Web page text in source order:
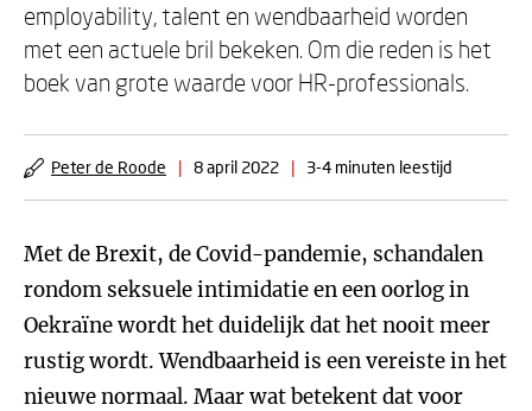
employability, talent en wendbaarheid worden
met een actuele bril bekeken. Om die reden is het
boek van grote waarde voor HR-professionals.
Peter de Roode | 8 april 2022 | 3-4 minuten leestijd
Met de Brexit, de Covid-pandemie, schandalen
rondom seksuele intimidatie en een oorlog in
Oekraïne wordt het duidelijk dat het nooit meer
rustig wordt. Wendbaarheid is een vereiste in het
nieuwe normaal. Maar wat betekent dat voor